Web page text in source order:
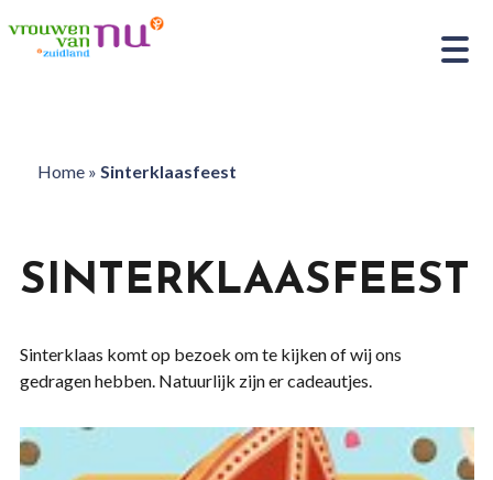
Home» Sinterklaasfeest
SINTERKLAASFEEST
Sinterklaas komt op bezoek om te kijken of wij ons
gedragen hebben. Natuurlijk zijn er cadeautjes.